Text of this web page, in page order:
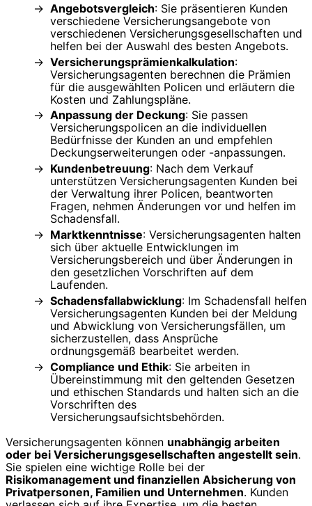
Angebotsvergleich: Sie präsentieren Kunden
verschiedene Versicherungsangebote von
verschiedenen Versicherungsgesellschaften und
helfen bei der Auswahl des besten Angebots.
Versicherungsprämienkalkulation:
Versicherungsagenten berechnen die Prämien
für die ausgewählten Policen und erläutern die
Kosten und Zahlungspläne.
Anpassung der Deckung: Sie passen
Versicherungspolicen an die individuellen
Bedürfnisse der Kunden an und empfehlen
Deckungserweiterungen oder -anpassungen.
Kundenbetreuung: Nach dem Verkauf
unterstützen Versicherungsagenten Kunden bei
der Verwaltung ihrer Policen, beantworten
Fragen, nehmen Änderungen vor und helfen im
Schadensfall.
Marktkenntnisse: Versicherungsagenten halten
sich über aktuelle Entwicklungen im
Versicherungsbereich und über Änderungen in
den gesetzlichen Vorschriften auf dem
Laufenden.
Schadensfallabwicklung: Im Schadensfall helfen
Versicherungsagenten Kunden bei der Meldung
und Abwicklung von Versicherungsfällen, um
sicherzustellen, dass Ansprüche
ordnungsgemäß bearbeitet werden.
Compliance und Ethik: Sie arbeiten in
Übereinstimmung mit den geltenden Gesetzen
und ethischen Standards und halten sich an die
Vorschriften des
Versicherungsaufsichtsbehörden.
Versicherungsagenten können unabhängig arbeiten
oder bei Versicherungsgesellschaften angestellt sein.
Sie spielen eine wichtige Rolle bei der
Risikomanagement und finanziellen Absicherung von
Privatpersonen, Familien und Unternehmen. Kunden